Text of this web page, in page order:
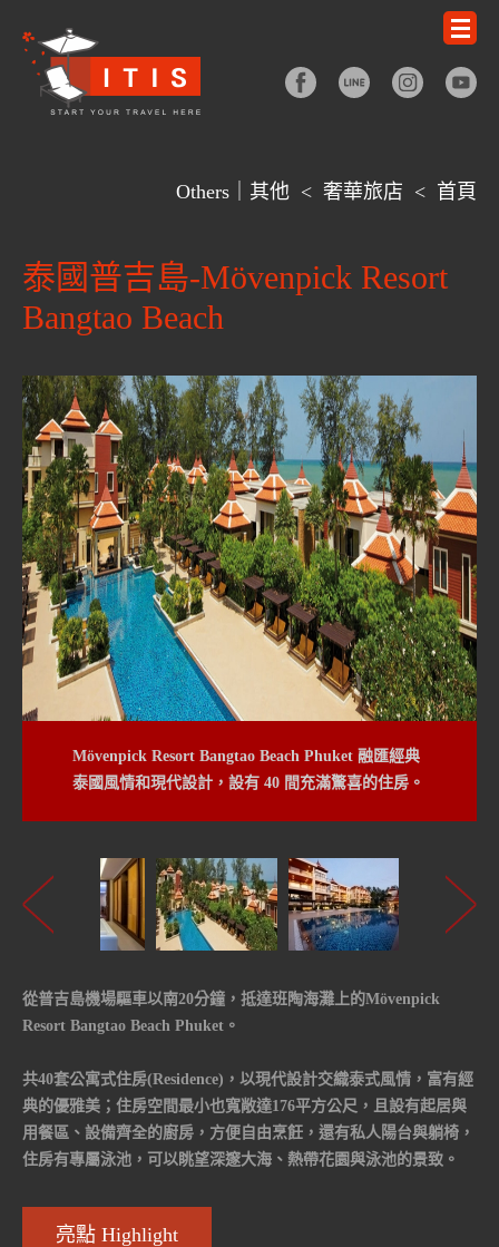
Others｜其他 < 奢華旅店 < 首頁
泰國普吉島-Mövenpick Resort
Bangtao Beach
Mövenpick Resort Bangtao Beach Phuket 融匯經典
泰國風情和現代設計，設有 40 間充滿驚喜的住房。
從普吉島機場驅車以南20分鐘，抵達班陶海灘上的Mövenpick
Resort Bangtao Beach Phuket。
共40套公寓式住房(Residence)，以現代設計交織泰式風情，富有經
典的優雅美；住房空間最小也寬敞達176平方公尺，且設有起居與
用餐區、設備齊全的廚房，方便自由烹飪，還有私人陽台與躺椅，
住房有專屬泳池，可以眺望深邃大海、熱帶花園與泳池的景致。
亮點 Highlight